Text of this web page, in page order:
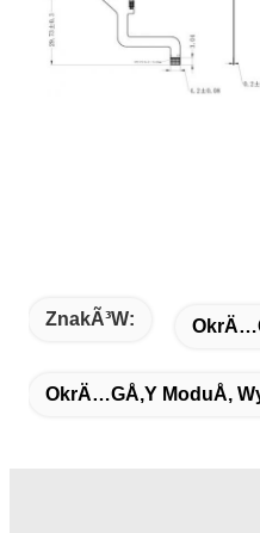
ZnakÃ³w:
OkrÄ…gÅ‚y ModuÅ‚